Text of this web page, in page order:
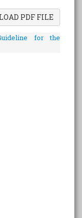
PDF FILE
for the